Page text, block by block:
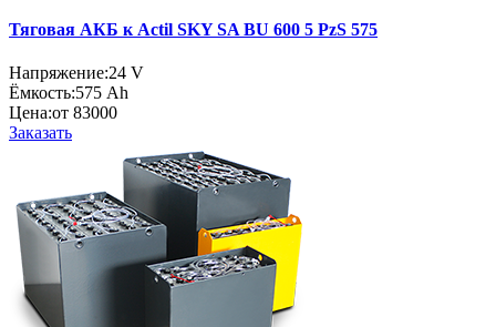
Тяговая АКБ к Actil SKY SA BU 600 5 PzS 575
Напряжение:24 V
Ёмкость:575 Ah
Цена:от 83000
Заказать